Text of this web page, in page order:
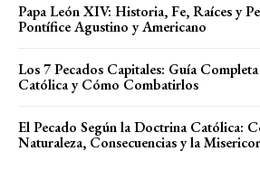
Papa León XIV: Historia, Fe, Raíces y
Pontífice Agustino y Americano
Los 7 Pecados Capitales: Guía
Católica y Cómo Combatirlos
El Pecado Según la Doctrina Católica:
Naturaleza, Consecuencias y la